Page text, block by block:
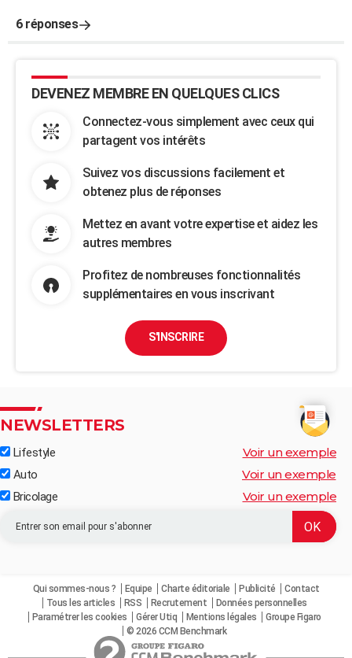
6 réponses
DEVENEZ MEMBRE EN QUELQUES CLICS
Connectez-vous simplement avec ceux qui
partagent vos intérêts
Suivez vos discussions facilement et
obtenez plus de réponses
Mettez en avant votre expertise et aidez les
autres membres
Profitez de nombreuses fonctionnalités
supplémentaires en vous inscrivant
S'INSCRIRE
NEWSLETTERS
Lifestyle Voir un exemple
Auto Voir un exemple
Bricolage Voir un exemple
Qui sommes-nous ? Equipe Charte éditoriale Publicité
Contact
Tous les articles
RSS Recrutement
Données personnelles
Paramétrer les cookies
Gérer Utiq Mentions légales
Groupe Figaro
© 2026 CCM Benchmark